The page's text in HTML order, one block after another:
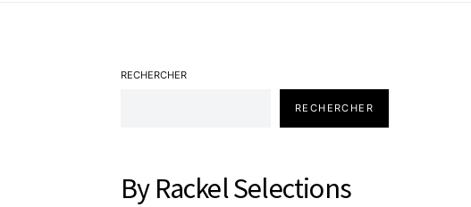
RECHERCHER
RECHERCHER
By Rackel Selections